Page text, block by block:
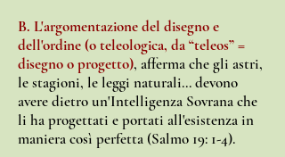
B. L'argomentazione del disegno e
dell'ordine (o teleologica, da “teleos” =
disegno o progetto), afferma che gli astri,
le stagioni, le leggi naturali... devono
avere dietro un'Intelligenza Sovrana che
li ha progettati e portati all'esistenza in
maniera così perfetta (Salmo 19: 1-4).